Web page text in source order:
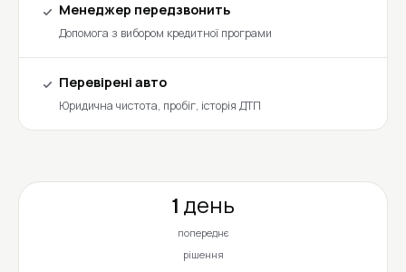
Менеджер передзвонить
Допомога з вибором кредитної програми
Перевірені авто
Юридична чистота, пробіг, історія ДТП
1 день
попереднє
рішення